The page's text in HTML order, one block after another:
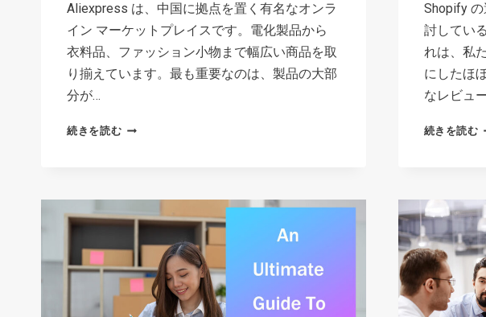
Aliexpress は、中国に拠点を置く有名なオンラ
イン マーケットプレイスです。電化製品から
衣料品、ファッション小物まで幅広い商品を取
り揃えています。最も重要なのは、製品の大部
分が…
続きを読むALIEXPRESS
こ
に
Shopify
討してい
れは、私
にしたほ
なレビュ
続きを読む